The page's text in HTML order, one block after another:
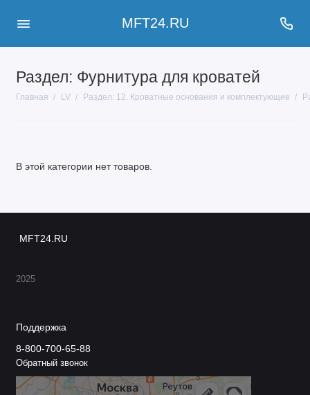
MFT24.RU
Раздел: Фурнитура для кроватей
Главная LV Раздел: 12. Кроватные основания и комплектующие
В этой категории нет товаров.
MFT24.RU
2025
Поддержка
8-800-700-65-88
Обратный звонок